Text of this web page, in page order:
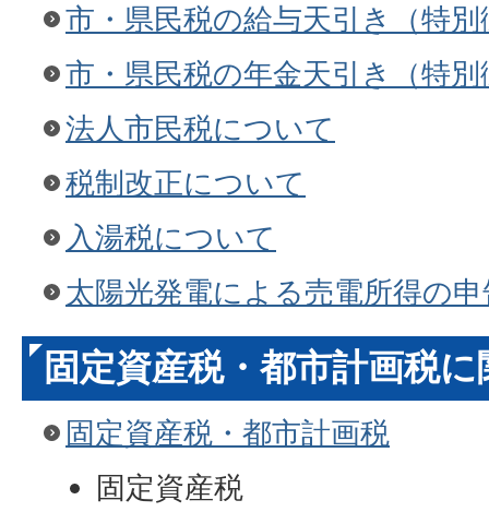
市・県民税の給与天引き（特別
市・県民税の年金天引き（特別
法人市民税について
税制改正について
入湯税について
太陽光発電による売電所得の
固定資産税・都市計画税
固定資産税・都市計画税
固定資産税